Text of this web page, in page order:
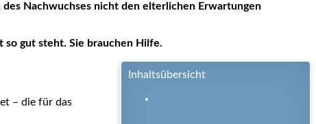
Nachwuchses nicht den elterlichen Erwartungen
so gut steht. Sie brauchen Hilfe.
Inhaltsübersicht
– die für das